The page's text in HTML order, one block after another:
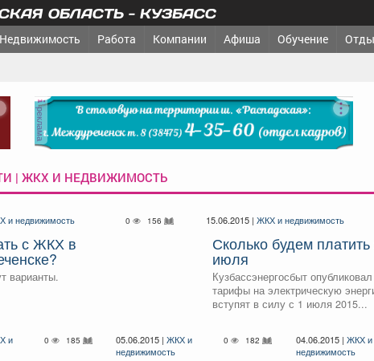
ОБЛАСТЬ - КУЗБАСС
Недвижимость Работа Компании Афиша Обучение
реклама
| ЖКХ И НЕДВИЖИМОСТЬ
и недвижимость 0 156
с ЖКХ в
варианты.
15.06.2015 | ЖКХ и недвижимость
Сколько будем платить
июля
Кузбассэнергосбыт
тарифы на электрическую
вступят в силу с 1 июля 2015...
и
0 185 05.06.2015 |ЖКХ и
недвижимость
0 182 04.06.2015 | ЖКХ и
недвижимость